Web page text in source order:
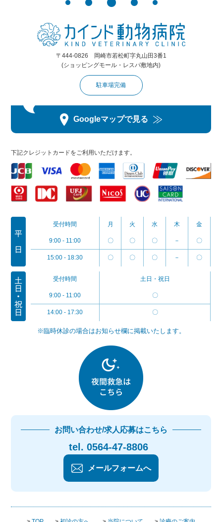
〒444-0826 岡崎市若松町字丸山田3番1
(ショッピングモール・レスパ敷地内)
駐車場完備
Googleマップで見る
下記クレジットカードをご利用いただけます。
受付時間 月 火 水 木 金
9:00 - 11:00 〇 〇 〇 － 〇
15:00 - 18:30 〇 〇 〇 － 〇
受付時間 土日・祝日
9:00 - 11:00 〇
14:00 - 17:30 〇
※臨時休診の場合はお知らせ欄に掲載いたします。
お問い合わせ/求人応募はこちら
tel. 0564-47-8806
メールフォームへ